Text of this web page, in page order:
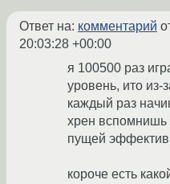
Ответ на: комментарий
20:03:28 +00:00
я 100500 раз
уровень, ито из-
каждый раз
хрен вспомнишь
пущей
короче есть